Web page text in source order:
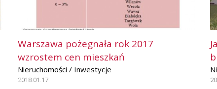
Warszawa pożegnała rok 2017
wzrostem cen mieszkań
Nieruchomości / Inwestycje
2018.01.17